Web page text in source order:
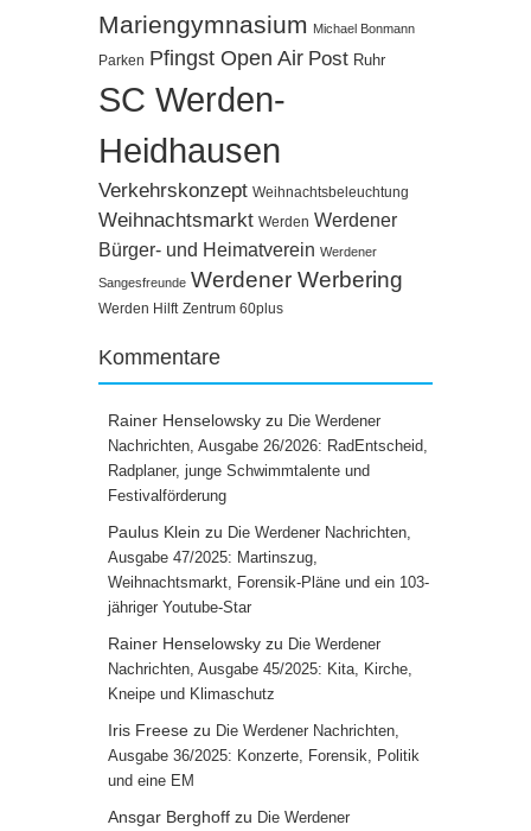
Mariengymnasium Michael Bonmann
Parken Pfingst Open Air Post Ruhr
SC Werden-
Heidhausen
Verkehrskonzept Weihnachtsbeleuchtung
Weihnachtsmarkt Werden Werdener
Bürger- und Heimatverein Werdener
Sangesfreunde Werdener Werbering
Werden Hilft Zentrum 60plus
Kommentare
Rainer Henselowsky zu Die Werdener
Nachrichten, Ausgabe 26/2026: RadEntscheid,
Radplaner, junge Schwimmtalente und
Festivalförderung
Paulus Klein zu Die Werdener Nachrichten,
Ausgabe 47/2025: Martinszug,
Weihnachtsmarkt, Forensik-Pläne und ein 103-
jähriger Youtube-Star
Rainer Henselowsky zu Die Werdener
Nachrichten, Ausgabe 45/2025: Kita, Kirche,
Kneipe und Klimaschutz
Iris Freese zu Die Werdener Nachrichten,
Ausgabe 36/2025: Konzerte, Forensik, Politik
und eine EM
Ansgar Berghoff zu Die Werdener